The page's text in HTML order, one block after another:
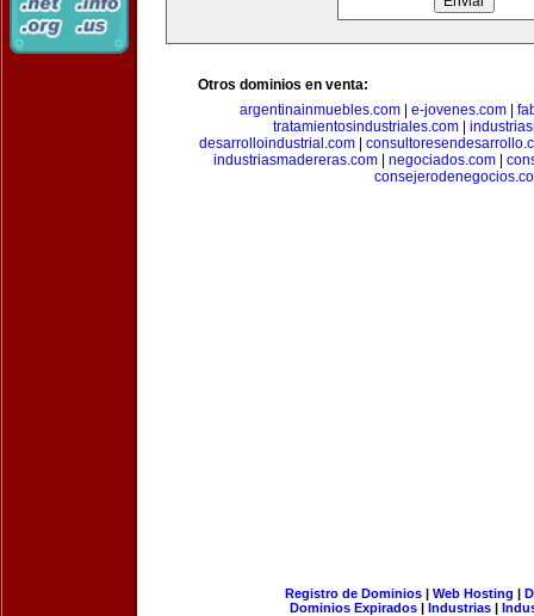
Otros dominios en venta:
argentinainmuebles.com| e-jovenes.com|
tratamientosindustriales.com
desarrolloindustrial.com|
industriasmadereras.com
negociados.com
Registro de Dominios| Web Hosting |
Dominios Expirados | Industrias |